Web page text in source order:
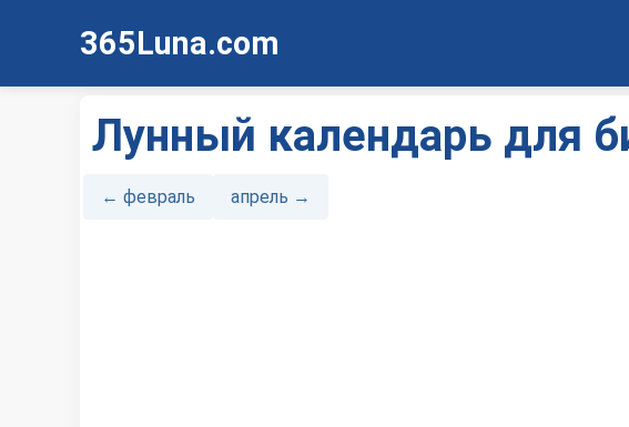
365Luna.com
Лунный календарь для
← февраль апрель →